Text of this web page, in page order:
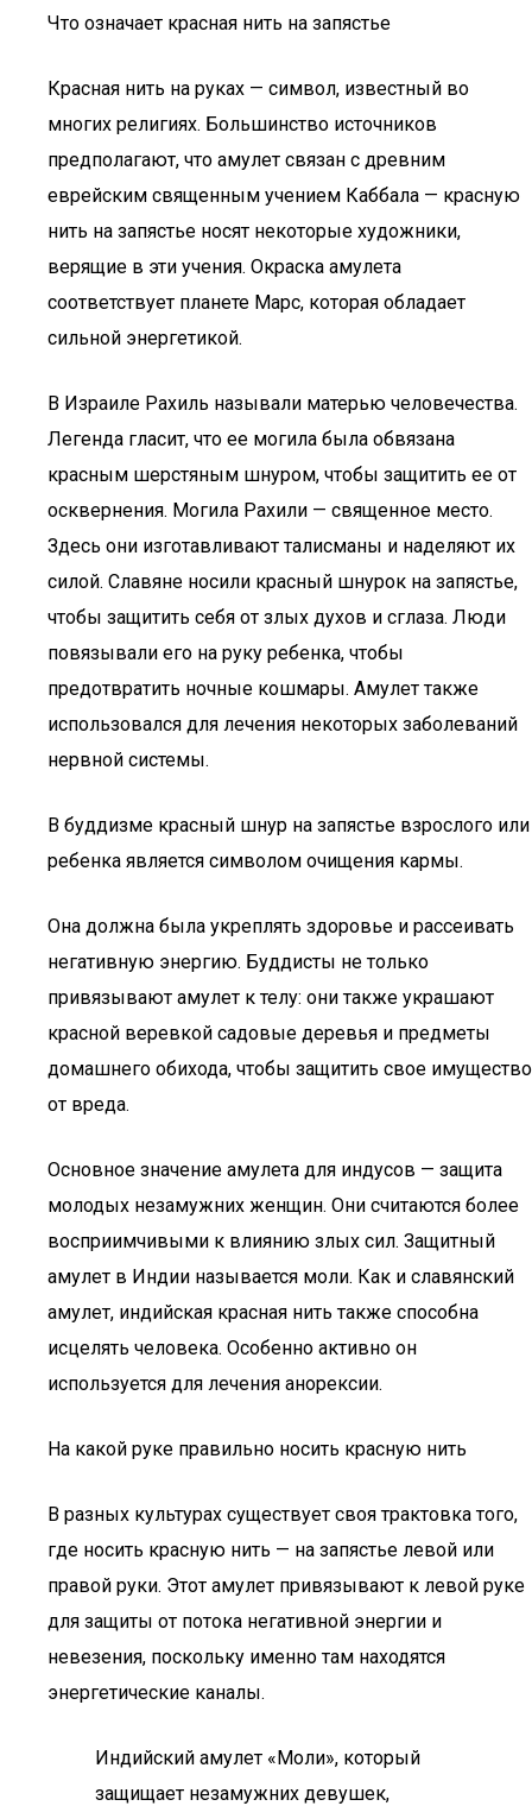
Что означает красная нить на запястье
Красная нить на руках — символ, известный во
многих религиях. Большинство источников
предполагают, что амулет связан с древним
еврейским священным учением Каббала — красную
нить на запястье носят некоторые художники,
верящие в эти учения. Окраска амулета
соответствует планете Марс, которая обладает
сильной энергетикой.
В Израиле Рахиль называли матерью человечества.
Легенда гласит, что ее могила была обвязана
красным шерстяным шнуром, чтобы защитить ее от
осквернения. Могила Рахили — священное место.
Здесь они изготавливают талисманы и наделяют их
силой. Славяне носили красный шнурок на запястье,
чтобы защитить себя от злых духов и сглаза. Люди
повязывали его на руку ребенка, чтобы
предотвратить ночные кошмары. Амулет также
использовался для лечения некоторых заболеваний
нервной системы.
В буддизме красный шнур на запястье взрослого или
ребенка является символом очищения кармы.
Она должна была укреплять здоровье и рассеивать
негативную энергию. Буддисты не только
привязывают амулет к телу: они также украшают
красной веревкой садовые деревья и предметы
домашнего обихода, чтобы защитить свое имущество
от вреда.
Основное значение амулета для индусов — защита
молодых незамужних женщин. Они считаются более
восприимчивыми к влиянию злых сил. Защитный
амулет в Индии называется моли. Как и славянский
амулет, индийская красная нить также способна
исцелять человека. Особенно активно он
используется для лечения анорексии.
На какой руке правильно носить красную нить
В разных культурах существует своя трактовка того,
где носить красную нить — на запястье левой или
правой руки. Этот амулет привязывают к левой руке
для защиты от потока негативной энергии и
невезения, поскольку именно там находятся
энергетические каналы.
Индийский амулет «Моли», который
защищает незамужних девушек,